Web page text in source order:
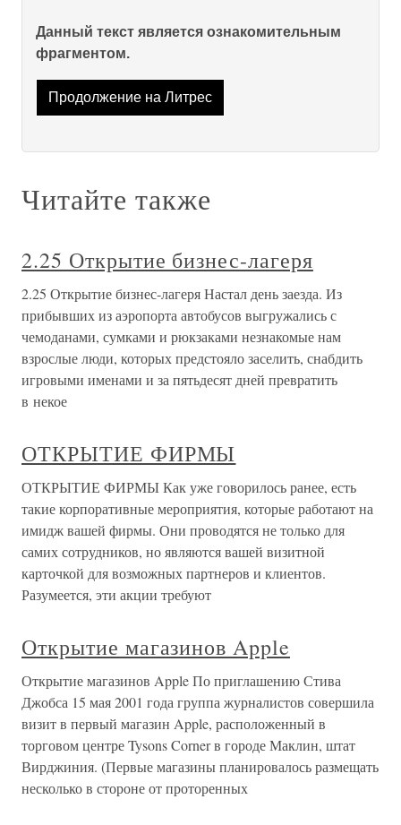
Данный текст является ознакомительным
фрагментом.
Продолжение на Литрес
Читайте также
2.25 Открытие бизнес-лагеря
2.25 Открытие бизнес-лагеря Настал день заезда. Из
прибывших из аэропорта автобусов выгружались с
чемоданами, сумками и рюкзаками незнакомые нам
взрослые люди, которых предстояло заселить, снабдить
игровыми именами и за пятьдесят дней превратить
в некое
ОТКРЫТИЕ ФИРМЫ
ОТКРЫТИЕ ФИРМЫ Как уже говорилось ранее, есть
такие корпоративные мероприятия, которые работают на
имидж вашей фирмы. Они проводятся не только для
самих сотрудников, но являются вашей визитной
карточкой для возможных партнеров и клиентов.
Разумеется, эти акции требуют
Открытие магазинов Apple
Открытие магазинов Apple По приглашению Стива
Джобса 15 мая 2001 года группа журналистов совершила
визит в первый магазин Apple, расположенный в
торговом центре Tysons Corner в городе Маклин, штат
Вирджиния. (Первые магазины планировалось размещать
несколько в стороне от проторенных